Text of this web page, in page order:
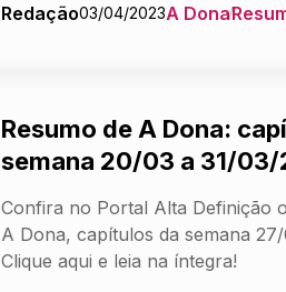
Redação03/04/2023A Dona
Resumo de A Dona:
semana 20/03 a 31/
Confira no Portal Alta Definição
A Dona, capítulos da semana
Clique aqui e leia na íntegra!